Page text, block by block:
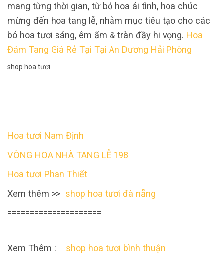
mang từng thời gian, từ bỏ hoa ái tình, hoa chúc
mừng đến hoa tang lễ, nhằm mục tiêu tạo cho các
bó hoa tươi sáng, êm ấm & tràn đầy hi vọng. Hoa
Đám Tang Giá Rẻ Tại Tại An Dương Hải Phòng
shop hoa tươi
Hoa tươi Nam Định
VÒNG HOA NHÀ TANG LỄ 198
Hoa tươi Phan Thiết
Xem thêm >> shop hoa tươi đà nẵng
=====================
Xem Thêm : shop hoa tươi bình thuận